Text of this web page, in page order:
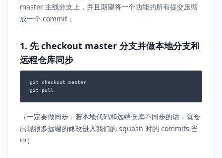
master 主线分支上，并且期望将一个功能的所有提交压缩
成一个 commit；
1. 先 checkout master 分支并做本地分支和
远程仓库同步
git checkout master
git pull
（一定要做同步，若本地代码和远端仓库不同步的话，就会
出现很多远端的修改进入我们的 squash 时的 commits 当
中）